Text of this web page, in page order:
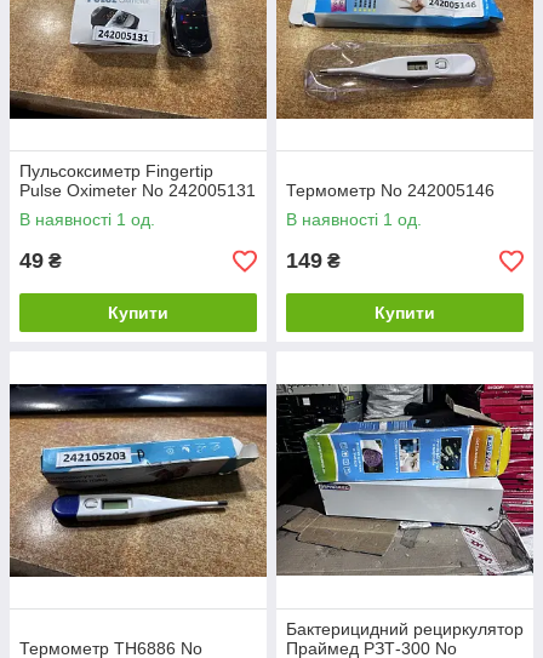
Пульсоксиметр Fingertip
Pulse Oximeter No 242005131
В наявності 1 од.
49 ₴
Купити
Термометр No 242005146
В наявності 1 од.
149 ₴
Купити
Термометр TH6886 No
Бактерицидний рециркулятор
Праймед РЗТ-300 No